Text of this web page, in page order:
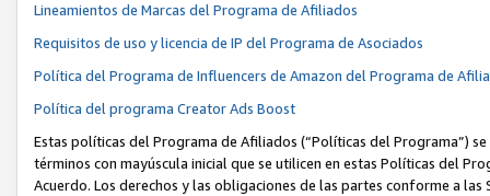
Lineamientos de Marcas del Programa de Afiliados
Requisitos de uso y licencia de IP del Programa de Asociados
Política del Programa de Influencers de Amazon del Programa de
Política del programa Creator Ads Boost
Estas políticas del Programa de Afiliados (“Políticas del Programa”)
términos con mayúscula inicial que se utilicen en estas Políticas del
Acuerdo. Los derechos y las obligaciones de las partes conforme a